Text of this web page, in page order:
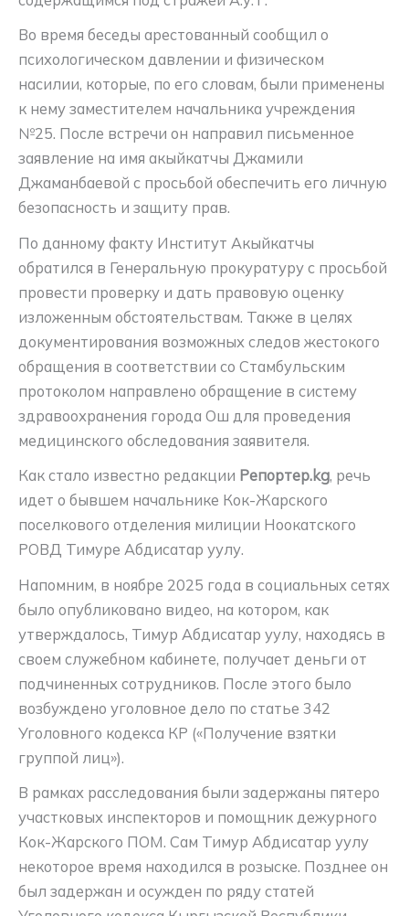
Во время беседы арестованный сообщил о
психологическом давлении и физическом
насилии, которые, по его словам, были применены
к нему заместителем начальника учреждения
№25. После встречи он направил письменное
заявление на имя акыйкатчы Джамили
Джаманбаевой с просьбой обеспечить его личную
безопасность и защиту прав.
По данному факту Институт Акыйкатчы
обратился в Генеральную прокуратуру с просьбой
провести проверку и дать правовую оценку
изложенным обстоятельствам. Также в целях
документирования возможных следов жестокого
обращения в соответствии со Стамбульским
протоколом направлено обращение в систему
здравоохранения города Ош для проведения
медицинского обследования заявителя.
Как стало известно редакции Репортер.kg, речь
идет о бывшем начальнике Кок-Жарского
поселкового отделения милиции Ноокатского
РОВД Тимуре Абдисатар уулу.
Напомним, в ноябре 2025 года в социальных сетях
было опубликовано видео, на котором, как
утверждалось, Тимур Абдисатар уулу, находясь в
своем служебном кабинете, получает деньги от
подчиненных сотрудников. После этого было
возбуждено уголовное дело по статье 342
Уголовного кодекса КР («Получение взятки
группой лиц»).
В рамках расследования были задержаны пятеро
участковых инспекторов и помощник дежурного
Кок-Жарского ПОМ. Сам Тимур Абдисатар уулу
некоторое время находился в розыске. Позднее он
был задержан и осужден по ряду статей